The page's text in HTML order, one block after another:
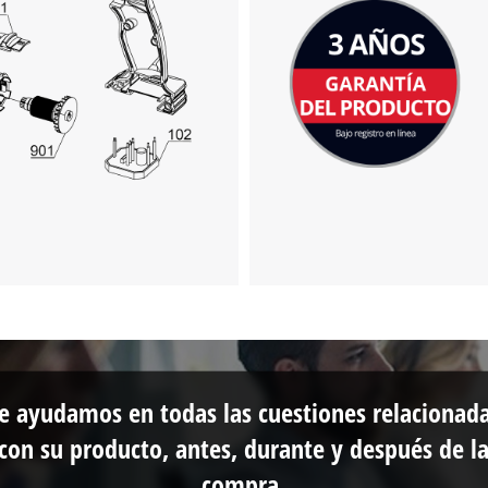
ayudamos en todas las cuestiones
su producto, antes, durante y después de